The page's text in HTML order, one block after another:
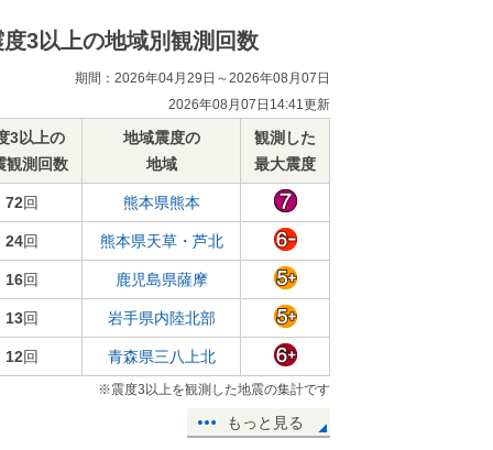
度3以上の地域別観測回数
期間：2026年04月29日～2026年08月07日
2026年08月07日14:41更新
3以上の
観測回数
地域震度の
地域
観測した
最大震度
72回 熊本県熊本
24回 熊本県天草・芦北
16回 鹿児島県薩摩
13回 岩手県内陸北部
12回 青森県三八上北
※震度3以上を観測した地震の集計です
もっと見る